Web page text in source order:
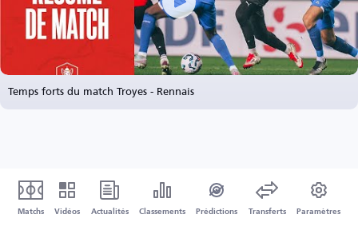
Temps forts du match Troyes - Rennais
Matchs Vidéos Actualités Classements Prédictions Transferts Paramètres